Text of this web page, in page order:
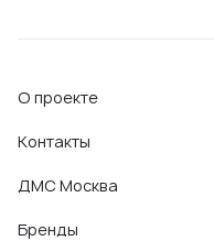
О проекте
Контакты
ДМС Москва
Бренды